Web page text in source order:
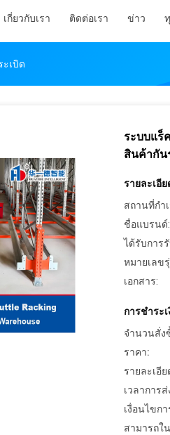
เกี่ยวกับเรา ติดต่อเรา ข่าว
เบิด
ระบบแร็
สินค้ากัน
รายละเอี
สถานที่กำ
ชื่อแบรนด์:
ได้รับการ
หมายเลข
เอกสาร:
การชำระเ
จำนวนสั่ง
ราคา:
รายละเอี
เวลาการ
เงื่อนไขก
สามารถใ